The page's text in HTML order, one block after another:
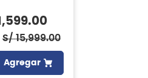
,599.00
S/ 15,999.00
Agregar